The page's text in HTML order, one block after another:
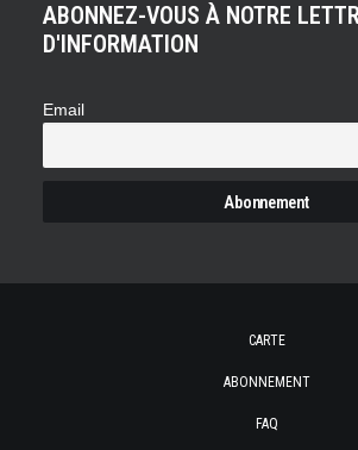
ABONNEZ-VOUS À NOTRE
D'INFORMATION
Email
CARTE
ABONNEMENT
FAQ